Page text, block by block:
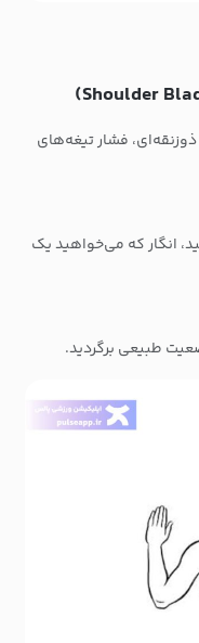
فشار تیغه‌‌‌های
انگار که می‌خواهید یک
طبیعی برگردید.